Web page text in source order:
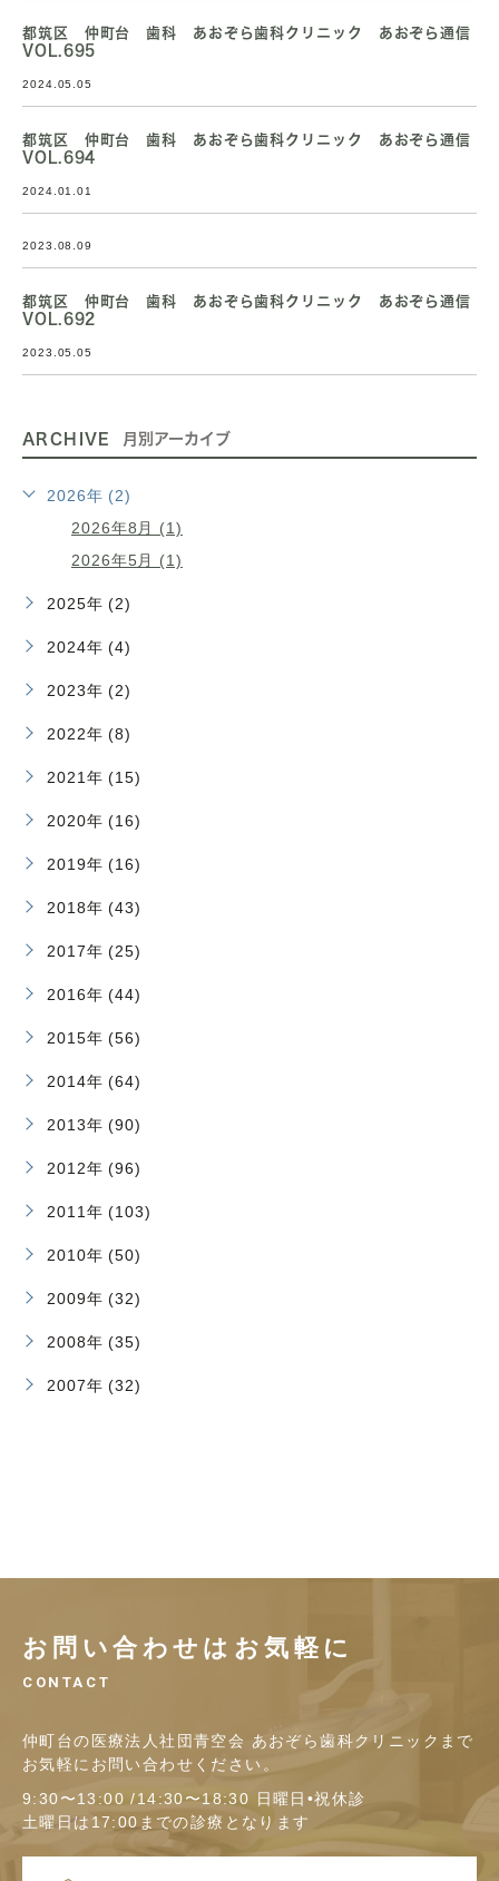
都筑区 仲町台 歯科 あおぞら歯科クリニック あおぞら通信
VOL.695
2024.05.05
都筑区 仲町台 歯科 あおぞら歯科クリニック あおぞら通信
VOL.694
2024.01.01
2023.08.09
都筑区 仲町台 歯科 あおぞら歯科クリニック あおぞら通信
VOL.692
2023.05.05
ARCHIVE 月別アーカイブ
2026年 (2)
2026年8月 (1)
2026年5月 (1)
2025年 (2)
2024年 (4)
2023年 (2)
2022年 (8)
2021年 (15)
2020年 (16)
2019年 (16)
2018年 (43)
2017年 (25)
2016年 (44)
2015年 (56)
2014年 (64)
2013年 (90)
2012年 (96)
2011年 (103)
2010年 (50)
2009年 (32)
2008年 (35)
2007年 (32)
お問い合わせはお気軽に
CONTACT
仲町台の医療法人社団青空会 あおぞら歯科クリニックまで
お気軽にお問い合わせください。
9:30〜13:00 /14:30〜18:30 日曜日•祝休診
土曜日は17:00までの診療となります